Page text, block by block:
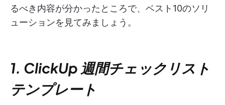
るべき内容が分かったところで、ベスト10のソリ
ューションを見てみましょう。
1. ClickUp 週間チェックリスト
テンプレート